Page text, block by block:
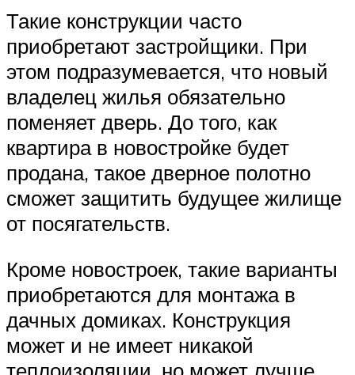
Такие конструкции часто
приобретают застройщики. При
этом подразумевается, что новый
владелец жилья обязательно
поменяет дверь. До того, как
квартира в новостройке будет
продана, такое дверное полотно
сможет защитить будущее жилище
от посягательств.
Кроме новостроек, такие варианты
приобретаются для монтажа в
дачных домиках. Конструкция
может и не имеет никакой